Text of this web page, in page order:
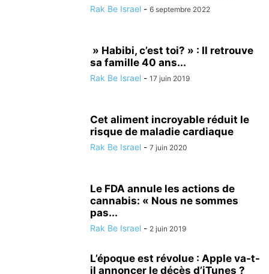
Rak Be Israel - 6 septembre 2022
» Habibi, c’est toi? » : Il retrouve
sa famille 40 ans...
Rak Be Israel - 17 juin 2019
Cet aliment incroyable réduit le
risque de maladie cardiaque
Rak Be Israel - 7 juin 2020
Le FDA annule les actions de
cannabis: « Nous ne sommes
pas...
Rak Be Israel - 2 juin 2019
L’époque est révolue : Apple va-t-
il annoncer le décès d’iTunes ?